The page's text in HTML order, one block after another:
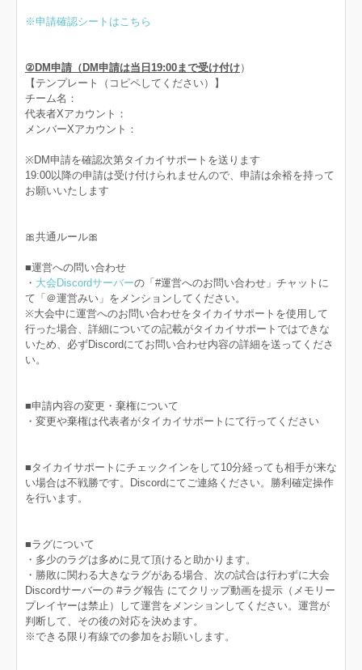
※申請確認シートはこちら
②DM申請（DM申請は当日19:00まで受け付け）
【テンプレート（コピペしてください）】
チーム名：
代表者Xアカウント：
メンバーXアカウント：
※DM申請を確認次第タイカイサポートを送ります
19:00以降の申請は受け付けられませんので、申請は余裕を持って
お願いいたします
🎀共通ルール🎀
■運営への問い合わせ
・ 大会Discordサーバーの「#運営へのお問い合わせ」チャットに
て「＠運営みい」をメンションしてください。
※大会中に運営へのお問い合わせをタイカイサポートを使用して
行った場合、詳細についての記載がタイカイサポートではできな
いため、必ずDiscordにてお問い合わせ内容の詳細を送ってくださ
い。
■申請内容の変更・棄権について
・変更や棄権は代表者がタイカイサポートにて行ってください
■タイカイサポートにチェックインをして10分経っても相手が来な
い場合は不戦勝です。Discordにてご連絡ください。勝利確定操作
を行います。
■ラグについて
・多少のラグは多めに見て頂けると助かります。
・勝敗に関わる大きなラグがある場合、次の試合は行わずに大会
Discordサーバーの #ラグ報告 にてクリップ動画を提示（メモリー
プレイヤーは禁止）して運営をメンションしてください。運営が
判断して、その後の対応を決めます。
※できる限り有線での参加をお願いします。